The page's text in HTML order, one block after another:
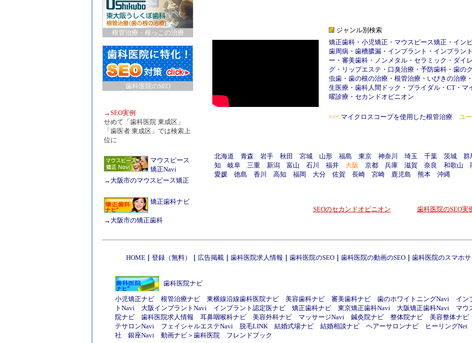
根管治療・根っこの治療
歯科医院のSEO
→SEO実例
せめて「歯科医院 東成区」
「歯医者 東成区」では検索上
位に
マウスピース
矯正Navi
→ 大阪市のマウスピース矯正
矯正歯科ナビ
→ 大阪市の矯正歯科
ジャンル別検索
矯正歯科 ・ 小児矯正 ・ マウスピース矯正 ・ イン
歯周病 ・ 歯槽膿漏 ・ インプラント ・ インプラン
ー ・ 審美歯科 ・ ノンメタル ・ セラミック ・ ダイ
グ ・ リップエステ ・ 口臭治療 ・ 予防歯科 ・ 歯の
虫歯 ・ 歯の根の治療 ・ 根管治療 ・ いびきの治療 ・
生医療 ・ 歯科人間ドック ・ ブライダル ・ CT ・ マ
曜診療 ・ セカンドオピニオン
<<< マイクロスコープを使用した根管治療 ユ
北海道 青森 岩手 秋田 宮城 山形 福島 東京 神奈川 埼玉 千葉 茨城 群
知
岐阜 三重 新潟 富山 石川 福井 大阪 京都 兵庫 滋賀 奈良 和歌山
愛媛
徳島 香川 高知 福岡 大分 佐賀 長崎 宮崎 鹿児島 熊本 沖縄
SEOのセカンドオピニオン 歯科医院のSEO実
HOME 登録（無料） 広告掲載 歯科医院求人情報 歯科医院のSEO 歯科医院の動画のSEO 歯科医院のスマホ
歯科医院ナビ
小児矯正ナビ 根管治療ナビ 東横線沿線歯科医院ナビ 美容歯科ナビ 審美歯科ナビ 歯のホワイトニングNavi イン
トNavi
大阪インプラントNavi インプラント認定医ナビ 矯正歯科ナビ 東京矯正歯科Navi 大阪矯正歯科Navi マウ
院ナビ
歯科医院求人情報 耳鼻咽喉科ナビ 美容外科ナビ マッサージNavi 鍼灸院ナビ 整体院ナビ 美容整体ナビ
テサロンNavi
フェイシャルエステNavi 脱毛LINK 結婚式場ナビ 結婚相談ナビ ヘアーサロンナビ ヒーリングNet
社
銀座Navi 動画ナビ ＞ 歯科医院 フレンドブック